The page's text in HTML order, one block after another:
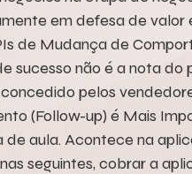
em defesa de
de Mudança de
sucesso não é a nota
pelos
(Follow-up) é Mais
de aula. Acontece na
seguintes, cobrar a